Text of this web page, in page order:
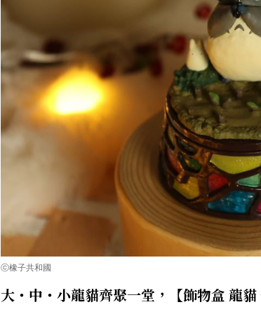
ⓒ橡子共和國
大・中・小龍貓齊聚一堂，【飾物盒 龍